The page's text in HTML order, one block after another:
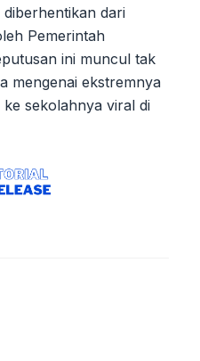
dari
Pemerintah
ini muncul tak
mengenai ekstremnya
sekolahnya viral di